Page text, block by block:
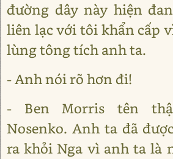
đường dây này hiện
liên lạc với tôi khẩn cấp
lùng tông tích anh ta.
- Anh nói rõ hơn đi!
- Ben Morris tên
Nosenko. Anh ta đã
ra khỏi Nga vì anh ta là